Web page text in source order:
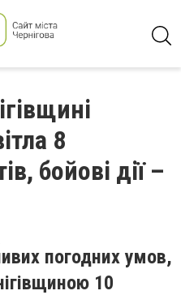
8
бойові дії –
погодних умов,
10